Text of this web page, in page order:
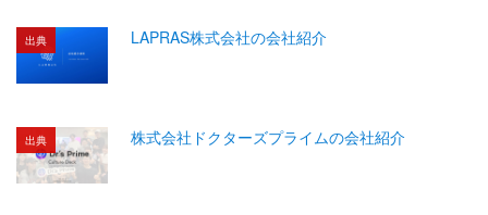
出典 LAPRAS株式会社の会社紹介
出典 株式会社ドクターズプライムの会社紹介